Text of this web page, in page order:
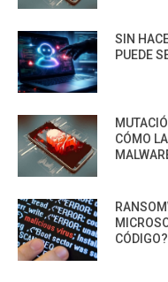
SIN
PUEDE
CÓMO
CÓDIGO?